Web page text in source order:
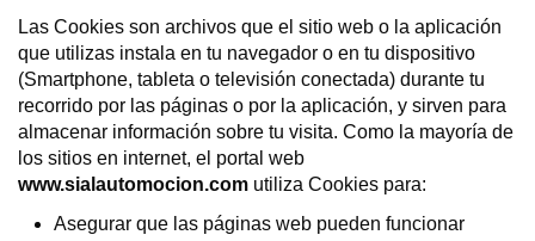
Las Cookies son archivos que el sitio web o la aplicación
que utilizas instala en tu navegador o en tu dispositivo
(Smartphone, tableta o televisión conectada) durante tu
recorrido por las páginas o por la aplicación, y sirven para
almacenar información sobre tu visita. Como la mayoría de
los sitios en internet, el portal web
www.sialautomocion.com utiliza Cookies para:
Asegurar que las páginas web pueden funcionar